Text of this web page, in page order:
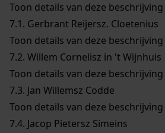
Toon details van deze beschrijving
7.1. Gerbrant Reijersz. Cloetenius
Toon details van deze beschrijving
7.2. Willem Cornelisz in 't Wijnhuis
Toon details van deze beschrijving
7.3. Jan Willemsz Codde
Toon details van deze beschrijving
7.4. Jacop Pietersz Simeins